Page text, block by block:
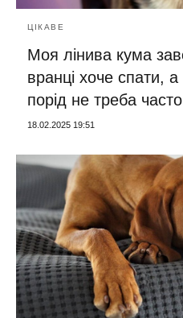
ЦІКАВЕ
Моя лінива кума
вранці хоче спати, а
порід не треба
18.02.2025 19:51